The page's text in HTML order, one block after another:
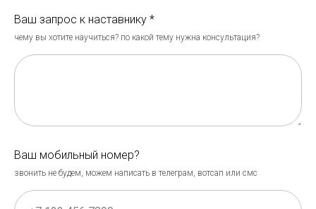
Ваш запрос к наставнику *
чему вы хотите научиться? по какой тему нужна консультация?
Ваш мобильный номер?
звонить не будем, можем написать в телеграм, вотсап или смс